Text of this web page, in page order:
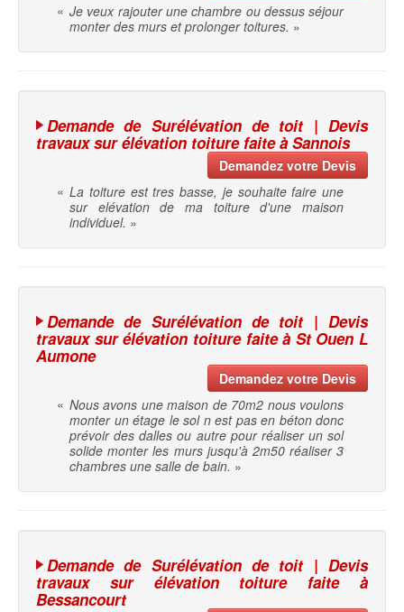
« Je veux rajouter une chambre ou dessus séjour
monter des murs et prolonger toitures. »
Demande de Surélévation de toit | Devis
travaux sur élévation toiture faite à Sannois
Demandez votre Devis
« La toiture est tres basse, je souhaite faire une
sur elévation de ma toiture d'une maison
individuel. »
Demande de Surélévation de toit | Devis
travaux sur élévation toiture faite à St Ouen L
Aumone
Demandez votre Devis
« Nous avons une maison de 70m2 nous voulons
monter un étage le sol n est pas en béton donc
prévoir des dalles ou autre pour réaliser un sol
solide monter les murs jusqu'à 2m50 réaliser 3
chambres une salle de bain. »
Demande de Surélévation de toit | Devis
travaux sur élévation toiture faite à
Bessancourt